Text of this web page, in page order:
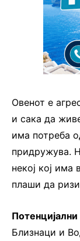
Овенот е
и сака да
има потреба
придружува.
некој кој има
плаши да
Близнаци и